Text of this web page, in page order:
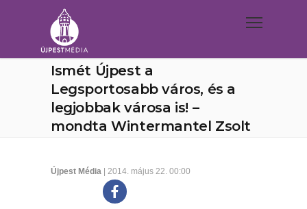
Ismét Újpest a
Legsportosabb város, és a
legjobbak városa is! –
mondta Wintermantel Zsolt
Újpest Média | 2014. május 22. 00:00